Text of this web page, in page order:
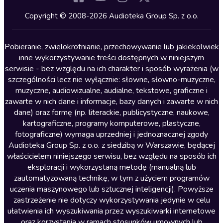
Kryminały
Lektury szkolne
Literatura anglojęzyczna
Literatura faktu
Literatura obyczajowa
Literatura piękna obca
Literatura piękna polska
Nagrania relaksacyjne
Nauka języków
Nauki humanistyczne
Podcasty i audycje
Polityka
Prasa
Copyright © 2008-2026 Audioteka Group Sp. z o.o.
Pobieranie, zwielokrotnianie, przechowywanie lub jakiekolwiek
inne wykorzystywanie treści dostępnych w niniejszym
serwisie - bez względu na ich charakter i sposób wyrażenia (w
szczególności lecz nie wyłącznie: słowne, słowno-muzyczne,
muzyczne, audiowizualne, audialne, tekstowe, graficzne i
zawarte w nich dane i informacje, bazy danych i zawarte w nich
dane) oraz formę (np. literackie, publicystyczne, naukowe,
kartograficzne, programy komputerowe, plastyczne,
fotograficzne) wymaga uprzedniej i jednoznacznej zgody
Audioteka Group Sp. z o.o. z siedzibą w Warszawie, będącej
właścicielem niniejszego serwisu, bez względu na sposób ich
eksploracji i wykorzystaną metodę (manualną lub
zautomatyzowaną technikę, w tym z użyciem programów
uczenia maszynowego lub sztucznej inteligencji). Powyższe
zastrzeżenie nie dotyczy wykorzystywania jedynie w celu
ułatwienia ich wyszukiwania przez wyszukiwarki internetowe